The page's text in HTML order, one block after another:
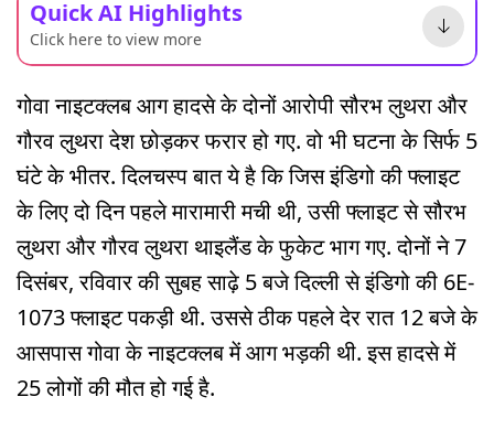
Quick AI Highlights
Click here to view more
गोवा नाइटक्लब आग हादसे के दोनों आरोपी सौरभ लुथरा और
गौरव लुथरा देश छोड़कर फरार हो गए. वो भी घटना के सिर्फ 5
घंटे के भीतर. दिलचस्प बात ये है कि जिस इंडिगो की फ्लाइट
के लिए दो दिन पहले मारामारी मची थी, उसी फ्लाइट से सौरभ
लुथरा और गौरव लुथरा थाइलैंड के फुकेट भाग गए. दोनों ने 7
दिसंबर, रविवार की सुबह साढ़े 5 बजे दिल्ली से इंडिगो की 6E-
1073 फ्लाइट पकड़ी थी. उससे ठीक पहले देर रात 12 बजे के
आसपास गोवा के नाइटक्लब में आग भड़की थी. इस हादसे में
25 लोगों की मौत हो गई है.